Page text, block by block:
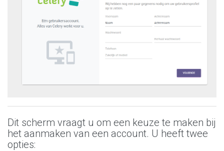
Dit scherm vraagt u om een keuze te maken bij
het aanmaken van een account. U heeft twee
opties: